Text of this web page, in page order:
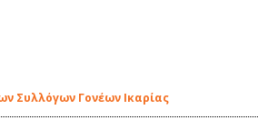
Συλλόγων Γονέων Ικαρίας